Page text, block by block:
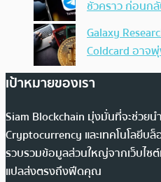
ชั่วคราว ก่อนก
Galaxy
Coldcard อาจ
เป้าหมายของเรา
Siam Blockchain มุ่งมั่นที่จะช่วยน
Cryptocurrency และเทคโนโลยีบ
รวบรวมข้อมูลส่วนใหญ่จากเว็บไซต์
แปลส่งตรงถึงฟีดคุณ